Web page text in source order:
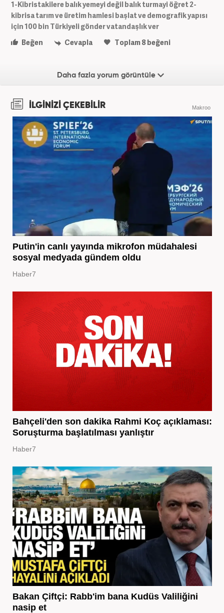
1-Kibristakilere balık yemeyi değil balık turmayi öğret 2-
kibrisa tarım ve üretim hamlesi başlat ve demografik yapısı
için 100 bin Türkiyeli gönder vatandaşlık ver
Beğen
Cevapla Toplam8beğeni
Daha fazla yorum görüntüle
İLGİNİZİ ÇEKEBİLİR Makroo
Putin'in canlı yayında mikrofon müdahalesi
sosyal medyada gündem oldu
Haber7
Bahçeli'den son dakika Rahmi Koç açıklaması:
Soruşturma başlatılması yanlıştır
Haber7
Bakan Çiftçi: Rabb'im bana Kudüs Valiliğini
nasip et